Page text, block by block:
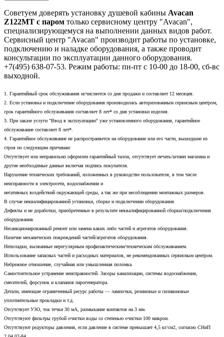
Советуем доверять установку душевой кабины Avacan
Z122MT с паром только сервисному центру "Avacan",
специализирующемуся на выполнении данных видов работ.
Сервисный центр "Avacan" производит работы по установке,
подключению и наладке оборудования, а также проводит
консультации по эксплуатации данного оборудования.
+7(495) 638-07-53. Режим работы: пн-пт с 10-00 до 18-00, сб-вс
выходной.
1. Гарантийный срок обслуживания исчисляется со дня продажи и составляет 12 месяцев.
2. Если установка и подключение оборудования производилась авторизованным сервисным центром,
срок гарантийного обслуживания составляет 8 лет* со дня установки изделия.
3. При заказе услуги "Ввод в эксплуатацию" уже установленного оборудования, гарантийное
обслуживание составляет 8 лет*.
4. Гарантийное обслуживание не распространяется на оборудование или его части, вышедшие из
строя по следующим причинам:
Отсутствует или неправильно оформлен гарантийный талон, отсутствует печать/штамп магазина и
другие необходимые данные включая подпись покупателя.
Нарушение технических требований, изложенных в руководстве пользователя, в том числе
неисправности в электросети, водоснабжении и
негативных воздействий окружающей среды, а так же при несоблюдении монтажных размеров.
В случае неквалифицированной установки, сборке и подключении оборудования.
Дефекты и не доработки, приобретенные в результате неквалифицированной сборки/подключения
оборудования.
Несанкционированный ремонт или замена каких либо частей и агрегатов оборудования.
Наличие механических повреждений частей/агрегатов оборудования.
Неполадки, вызванные нерегулярным профилактическим/техническим обслуживанием.
Использование запасных частей и расходных материалов, не рекомендованных сервисным центром.
Небрежное отношение, случайная или умышленная поломка.
Самостоятельное устранение неисправностей. Засоры канализации, системы водоснабжения,
смесителей, форсунок и клапанов парогенератора.
Детали, имеющие ограниченный ресурс работы — лампочки, резиновые и силиконовые
уплотнительные прокладки и т.д.
Отсутствует УЗО, ток течки 30 мА, размыкание контактов на 3 мм.
Отсутствуют фильтры грубой очистки воды со степенью очистки 100 микрон.
Отсутствуют редукторы давления, если давление в системе превышает 4,5 кг/см2, согласно СНиП